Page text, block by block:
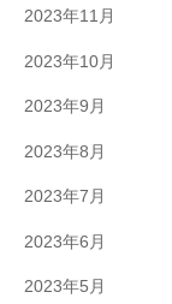
2023年11月
2023年10月
2023年9月
2023年8月
2023年7月
2023年6月
2023年5月